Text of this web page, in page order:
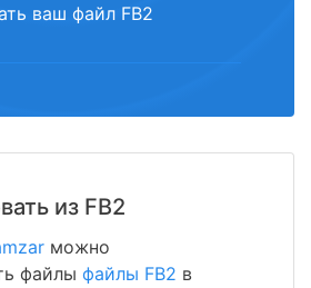
ваш файл FB2
из FB2
можно
файлы файлы FB2 в